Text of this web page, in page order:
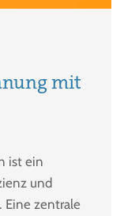
mit
ist ein
und
Eine zentrale